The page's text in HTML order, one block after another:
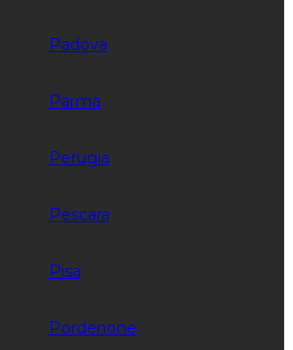
Padova
Parma
Perugia
Pescara
Pisa
Pordenone